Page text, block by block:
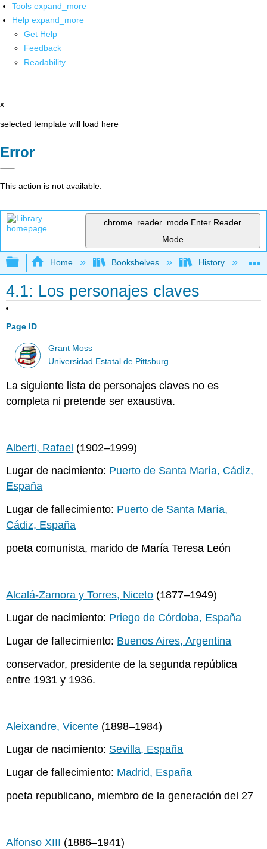
Tools expand_more
Help expand_more
Get Help
Feedback
Readability
x
selected template will load here
Error
This action is not available.
chrome_reader_mode Enter Reader
Mode
Expand/collapse global hierarchy
Home Bookshelves History
4.1: Los personajes claves
Page ID
Grant Moss
Universidad Estatal de Pittsburg
La siguiente lista de personajes claves no es
completa ni pretende ser exaustiva.
Alberti, Rafael (1902–1999)
Lugar de nacimiento: Puerto de Santa María, Cádiz,
España
Lugar de fallecimiento: Puerto de Santa María,
Cádiz, España
poeta comunista, marido de María Teresa León
Alcalá-Zamora y Torres, Niceto (1877–1949)
Lugar de nacimiento: Priego de Córdoba, España
Lugar de fallecimiento: Buenos Aires, Argentina
conservador, presidente de la segunda república
entre 1931 y 1936.
Aleixandre, Vicente (1898–1984)
Lugar de nacimiento: Sevilla, España
Lugar de fallecimiento: Madrid, España
poeta republicano, miembro de la generación del 27
Alfonso XIII (1886–1941)